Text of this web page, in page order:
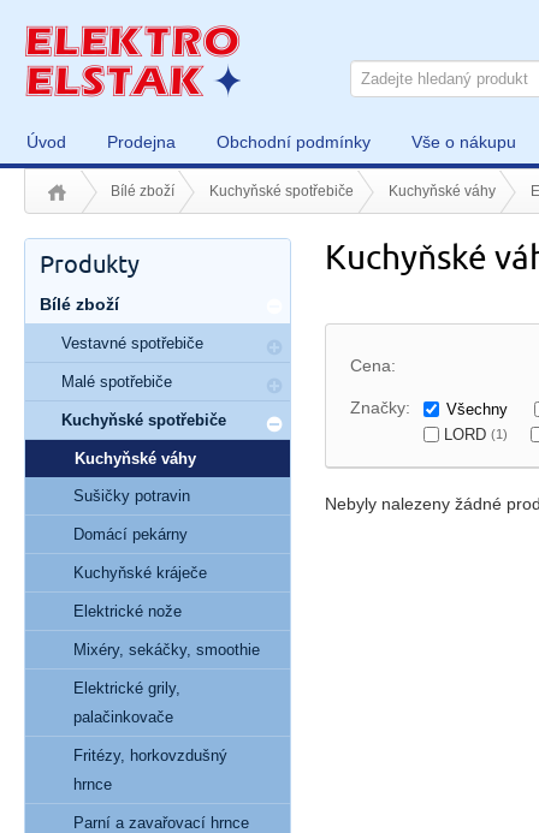
Úvod Prodejna Obchodní podmínky Vše o nákupu
Bílé zboží Kuchyňské spotřebiče Kuchyňské váhy
Kuchyňské
Cena:
Značky:
Všechny
LORD (1)
Nebyly nalezeny žádné
Produkty
Bílé zboží
Vestavné spotřebiče
Malé spotřebiče
Kuchyňské spotřebiče
Kuchyňské váhy
Sušičky potravin
Domácí pekárny
Kuchyňské kráječe
Elektrické nože
Mixéry, sekáčky, smoothie
Elektrické grily,
palačinkovače
Fritézy, horkovzdušný
hrnce
Parní a zavařovací hrnce